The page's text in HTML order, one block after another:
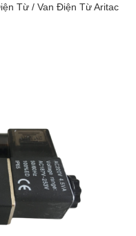
Từ / Van Điện Từ Aritac